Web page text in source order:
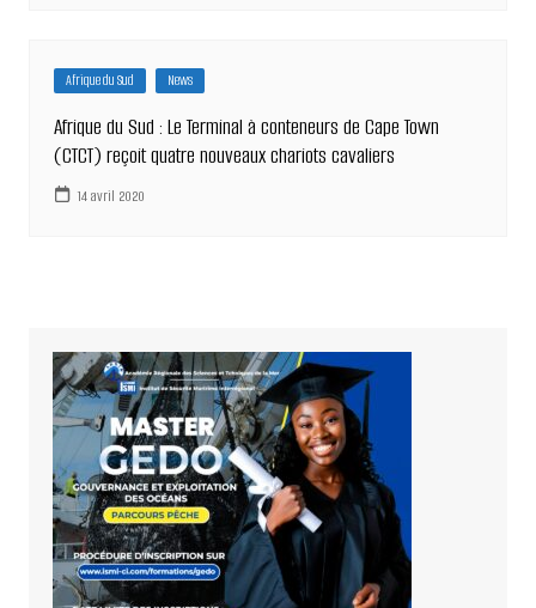
Afrique du Sud News
Afrique du Sud : Le Terminal à conteneurs de Cape Town
(CTCT) reçoit quatre nouveaux chariots cavaliers
14 avril 2020